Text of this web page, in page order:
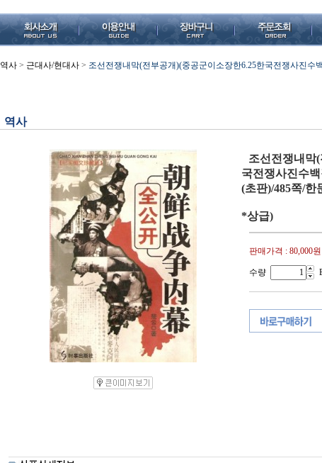
역사 > 근대사/현대사 > 조선전쟁내막(전부공개)(중공군이소장한6.25한국전쟁사진수
역사
조선전쟁내막
국전쟁사진수
(초판)/485쪽/한
*상급)
판매가격 : 80,000원
수량